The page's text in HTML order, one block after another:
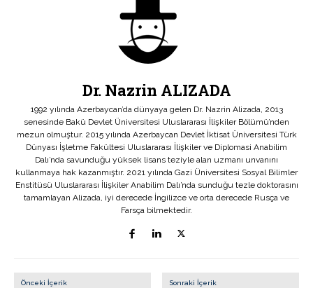
Dr. Nazrin ALIZADA
1992 yılında Azerbaycan’da dünyaya gelen Dr. Nazrin Alizada, 2013
senesinde Bakü Devlet Üniversitesi Uluslararası İlişkiler Bölümü’nden
mezun olmuştur. 2015 yılında Azerbaycan Devlet İktisat Üniversitesi Türk
Dünyası İşletme Fakültesi Uluslararası İlişkiler ve Diplomasi Anabilim
Dalı’nda savunduğu yüksek lisans teziyle alan uzmanı unvanını
kullanmaya hak kazanmıştır. 2021 yılında Gazi Üniversitesi Sosyal Bilimler
Enstitüsü Uluslararası İlişkiler Anabilim Dalı’nda sunduğu tezle doktorasını
tamamlayan Alizada, iyi derecede İngilizce ve orta derecede Rusça ve
Farsça bilmektedir.
Önceki İçerik Sonraki İçerik